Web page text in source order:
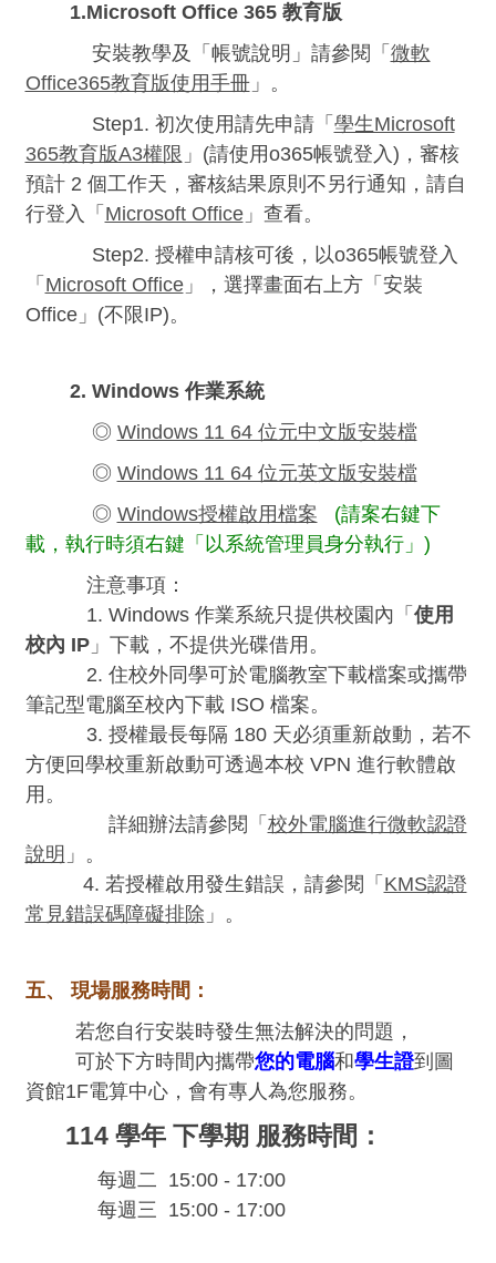
1.Microsoft Office 365 教育版
安裝教學及「帳號說明」請參閱「 微軟
Office365教育版使用手冊」 。
Step1. 初次使用請先申請「 學生Microsoft
365教育版A3權限 」(請使用o365帳號登入)，審核
預計 2 個工作天，審核結果原則不另行通知，請自
行登入
「 Microsoft Office」查看。
Step2. 授權申請核可後 ，以o365帳號登入
「 Microsoft Office」
，選擇畫面右上方「安裝
Office」(不限IP)。
2. Windows 作業系統
◎ Windows 11 64 位元中文版安裝檔
◎ Windows 11 64 位元英文版安裝檔
◎ Windows授權啟用檔案
(請案右鍵下
載，執行時須右鍵「以系統管理員身分執行」)
注意事項：
1. Windows 作業系統只提供校園內「 使用
校內 IP」下載，不提供光碟借用。
2. 住校外同學可於電腦教室下載檔案或攜帶
筆記型電腦至校內下載 ISO 檔案。
3. 授權最長每隔 180 天必須重新啟動，若不
方便回學校重新啟動可透過本校 VPN 進行軟體啟
用。
詳細辦法請參閱「 校外電腦進行微軟認證
說明 」。
4. 若授權啟用發生錯誤，請參閱「 KMS認證
常見錯誤碼障礙排除 」。
五、 現場服務時間：
若您自行安裝時發生無法解決的問題，
可於下方時間內攜帶您的電腦和學生證到圖
資館1F電算中心，會有專人為您服務。
114 學年 下學期 服務時間：
每週二 15:00 - 17:00
每週三 15:00 - 17:00